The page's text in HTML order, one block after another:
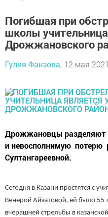
Погибшая при
школы
Дрожжановского
Гулия Фаизова, 12 мая
Дрожжановцы разделяют
и невосполнимую потерю
Султангареевной.
Сегодня в Казани простятся с
Венерой Айзатовой, ей было 55
вчерашней стрельбы в